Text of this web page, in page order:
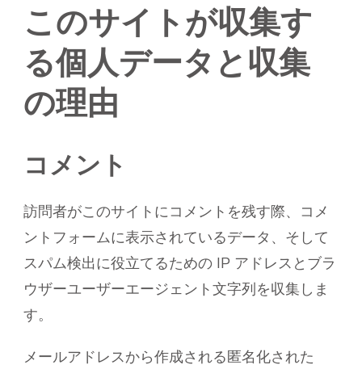
このサイトが収集す
る個人データと収集
の理由
コメント
訪問者がこのサイトにコメントを残す際、コメ
ントフォームに表示されているデータ、そして
スパム検出に役立てるための IP アドレスとブラ
ウザーユーザーエージェント文字列を収集しま
す。
メールアドレスから作成される匿名化された